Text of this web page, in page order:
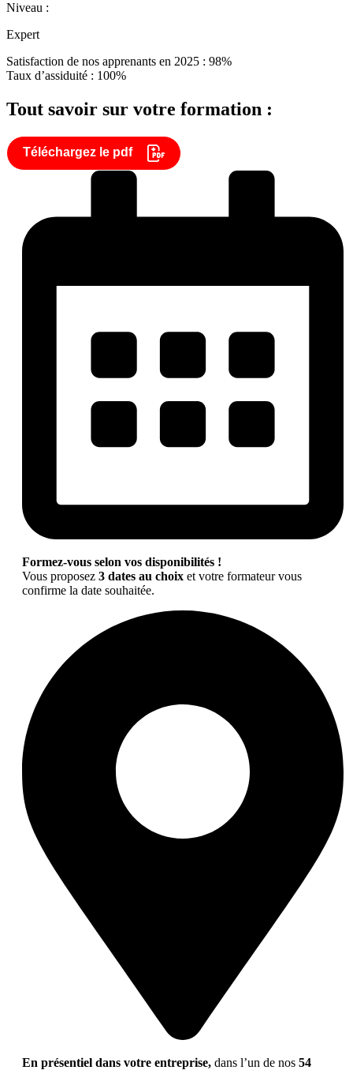
Niveau :
Expert
Satisfaction de nos apprenants en 2025 : 98%
Taux d’assiduité : 100%
Tout savoir sur votre formation :
Téléchargez le pdf
Formez-vous selon vos disponibilités !
Vous proposez 3 dates au choix et votre formateur vous
confirme la date souhaitée.
En présentiel dans votre entreprise, dans l’un de nos 54